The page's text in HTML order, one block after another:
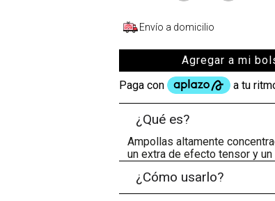
Envío a domicilio
Agregar a mi
¿Qué es?
Ampollas altamente
un extra de efecto tensor y
¿Cómo usarlo?